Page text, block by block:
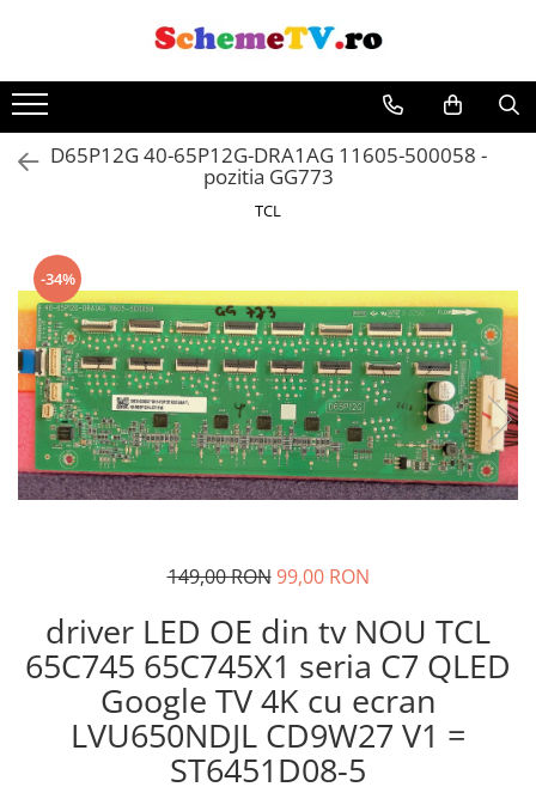
Toate Produsele
Placi de baza
Sursa alimentare
Module TCON
Driver LED
Diverse
D65P12G 40-65P12G-DRA1AG 11605-500058 -
pozitia GG773
TCL
-34%
149,00 RON 99,00 RON
driver LED OE din tv NOU TCL
65C745 65C745X1 seria C7 QLED
Google TV 4K cu ecran
LVU650NDJL CD9W27 V1 =
ST6451D08-5